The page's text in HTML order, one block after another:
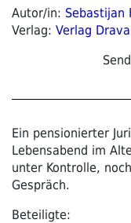
Autor/in: Sebastijan
Verlag: Verlag Drava
Ein pensionierter
Lebensabend im
unter Kontrolle,
Gespräch.
Beteiligte: